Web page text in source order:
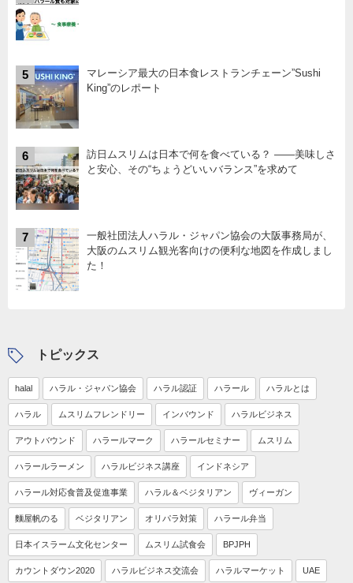
5
マレーシア最大の日本食レストランチェーン”Sushi
King”のレポート
6
訪日ムスリムは日本で何を食べている？ ――美味しさ
と安心、その“ちょうどいいバランス”を求めて
7
一般社団法人ハラル・ジャパン協会の大阪事務局が、
大阪のムスリム観光客向けの便利な地図を作成しまし
た！
トピックス
halal ハラル・ジャパン協会 ハラル認証 ハラール ハラルとは
ハラル ムスリムフレンドリー インバウンド ハラルビジネス
アウトバウンド ハラールマーク ハラールセミナー ムスリム
ハラールラーメン ハラルビジネス講座 インドネシア
ハラール対応食普及促進事業 ハラル＆ベジタリアン ヴィーガン
麵屋帆のる ベジタリアン オリパラ対策 ハラール弁当
日本イスラーム文化センター ムスリム試食会 BPJPH
カウントダウン2020 ハラルビジネス交流会 ハラルマーケット UAE